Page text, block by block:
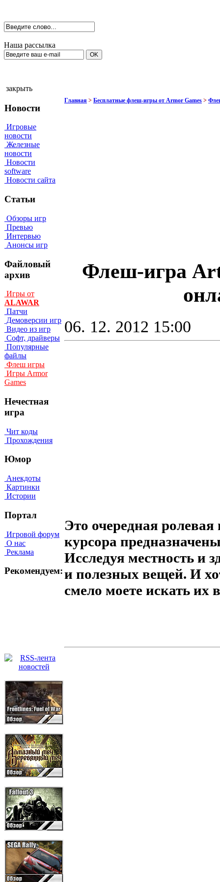
Наша рассылка
закрыть
Новости
Игровые
новости
Железные
новости
Новости
software
Новости сайта
Статьи
Обзоры игр
Превью
Интервью
Анонсы игр
Файловый
архив
Игры от
ALAWAR
Патчи
Демоверсии игр
Видео из игр
Софт, драйверы
Популярные
файлы
Флеш игры
Игры Armor
Games
Нечестная
игра
Чит коды
Прохождения
Юмор
Анекдоты
Картинки
Истории
Портал
Игровой форум
О нас
Реклама
Рекомендуем:
Главная > Бесплатные флеш-игры от Armor Games >
Флеш-игра
06. 12. 2012 15:00
Это очередная
курсора
Исследуя местность и
и полезных вещей. И
смело моете искать